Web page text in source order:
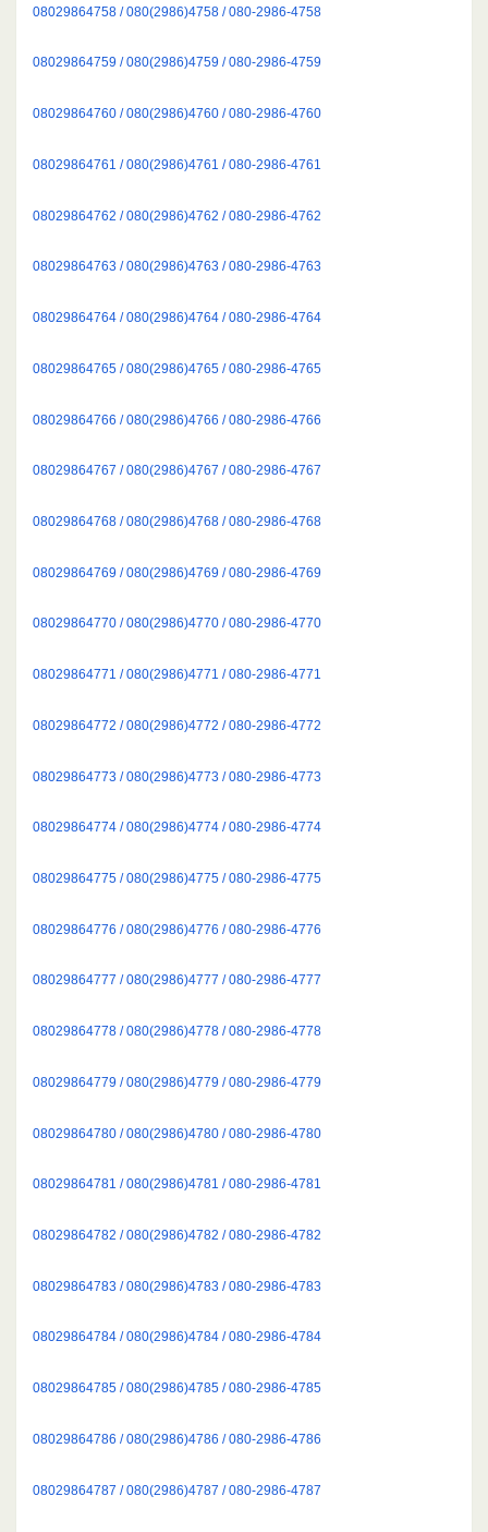
08029864758 / 080(2986)4758 / 080-2986-4758
08029864759 / 080(2986)4759 / 080-2986-4759
08029864760 / 080(2986)4760 / 080-2986-4760
08029864761 / 080(2986)4761 / 080-2986-4761
08029864762 / 080(2986)4762 / 080-2986-4762
08029864763 / 080(2986)4763 / 080-2986-4763
08029864764 / 080(2986)4764 / 080-2986-4764
08029864765 / 080(2986)4765 / 080-2986-4765
08029864766 / 080(2986)4766 / 080-2986-4766
08029864767 / 080(2986)4767 / 080-2986-4767
08029864768 / 080(2986)4768 / 080-2986-4768
08029864769 / 080(2986)4769 / 080-2986-4769
08029864770 / 080(2986)4770 / 080-2986-4770
08029864771 / 080(2986)4771 / 080-2986-4771
08029864772 / 080(2986)4772 / 080-2986-4772
08029864773 / 080(2986)4773 / 080-2986-4773
08029864774 / 080(2986)4774 / 080-2986-4774
08029864775 / 080(2986)4775 / 080-2986-4775
08029864776 / 080(2986)4776 / 080-2986-4776
08029864777 / 080(2986)4777 / 080-2986-4777
08029864778 / 080(2986)4778 / 080-2986-4778
08029864779 / 080(2986)4779 / 080-2986-4779
08029864780 / 080(2986)4780 / 080-2986-4780
08029864781 / 080(2986)4781 / 080-2986-4781
08029864782 / 080(2986)4782 / 080-2986-4782
08029864783 / 080(2986)4783 / 080-2986-4783
08029864784 / 080(2986)4784 / 080-2986-4784
08029864785 / 080(2986)4785 / 080-2986-4785
08029864786 / 080(2986)4786 / 080-2986-4786
08029864787 / 080(2986)4787 / 080-2986-4787